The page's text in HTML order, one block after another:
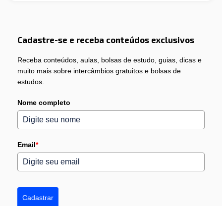
Cadastre-se e receba conteúdos exclusivos
Receba conteúdos, aulas, bolsas de estudo, guias, dicas e
muito mais sobre intercâmbios gratuitos e bolsas de
estudos.
Nome completo
Email*
Cadastrar